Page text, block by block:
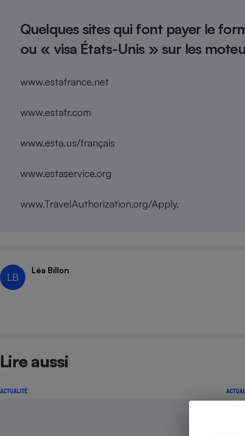
Quelques sites qui font payer le
ou « visa États-Unis » sur les
www.estafrance.net
www.estafr.com
www.esta.us/français
www.estaservice.org
www.TravelAuthorization.org/Apply.
LB
Léa Billon
Lire aussi
ACTUALITÉ
Ventilateur
Radiateur électrique